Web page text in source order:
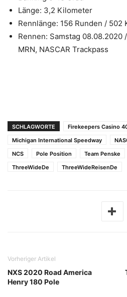
Länge: 3,2 Kilometer
Rennlänge: 156 Runden / 502
Rennen: Samstag 08.08.2020
MRN, NASCAR Trackpass
SCHLAGWORTE Firekeepers Casino
Michigan International Speedway
NCS
Pole Position Team Penske
ThreeWideDe
ThreeWideReisenDe
Vorheriger Artikel
NXS 2020 Road America
Henry 180 Pole